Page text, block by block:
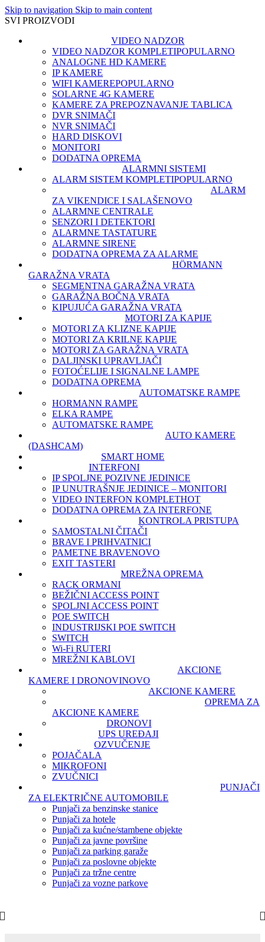
Skip to navigation Skip to main content
SVI PROIZVODI
VIDEO NADZOR
VIDEO NADZOR KOMPLETIPOPULARNO
ANALOGNE HD KAMERE
IP KAMERE
WIFI KAMEREPOPULARNO
SOLARNE 4G KAMERE
KAMERE ZA PREPOZNAVANJE TABLICA
DVR SNIMAČI
NVR SNIMAČI
HARD DISKOVI
MONITORI
DODATNA OPREMA
ALARMNI SISTEMI
ALARM SISTEM KOMPLETIPOPULARNO
ALARM
ZA VIKENDICE I SALAŠENOVO
ALARMNE CENTRALE
SENZORI I DETEKTORI
ALARMNE TASTATURE
ALARMNE SIRENE
DODATNA OPREMA ZA ALARME
HÖRMANN
GARAŽNA VRATA
SEGMENTNA GARAŽNA VRATA
GARAŽNA BOČNA VRATA
KIPUJUĆA GARAŽNA VRATA
MOTORI ZA KAPIJE
MOTORI ZA KLIZNE KAPIJE
MOTORI ZA KRILNE KAPIJE
MOTORI ZA GARAŽNA VRATA
DALJINSKI UPRAVLJAČI
FOTOĆELIJE I SIGNALNE LAMPE
DODATNA OPREMA
AUTOMATSKE RAMPE
HORMANN RAMPE
ELKA RAMPE
AUTOMATSKE RAMPE
AUTO KAMERE
(DASHCAM)
SMART HOME
INTERFONI
IP SPOLJNE POZIVNE JEDINICE
IP UNUTRAŠNJE JEDINICE – MONITORI
VIDEO INTERFON KOMPLETHOT
DODATNA OPREMA ZA INTERFONE
KONTROLA PRISTUPA
SAMOSTALNI ČITAČI
BRAVE I PRIHVATNICI
PAMETNE BRAVENOVO
EXIT TASTERI
MREŽNA OPREMA
RACK ORMANI
BEŽIČNI ACCESS POINT
SPOLJNI ACCESS POINT
POE SWITCH
INDUSTRIJSKI POE SWITCH
SWITCH
Wi-Fi RUTERI
MREŽNI KABLOVI
AKCIONE
KAMERE I DRONOVINOVO
AKCIONE KAMERE
OPREMA ZA
AKCIONE KAMERE
DRONOVI
UPS UREĐAJI
OZVUČENJE
POJAČALA
MIKROFONI
ZVUČNICI
PUNJAČI
ZA ELEKTRIČNE AUTOMOBILE
Punjači za benzinske stanice
Punjači za hotele
Punjači za kućne/stambene objekte
Punjači za javne površine
Punjači za parking garaže
Punjači za poslovne objekte
Punjači za tržne centre
Punjači za vozne parkove